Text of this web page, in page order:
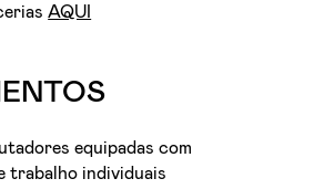
AQUI
equipadas com
trabalho individuais